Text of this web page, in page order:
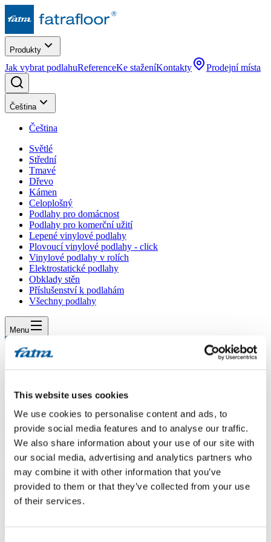
This website uses cookies
We use cookies to personalise content and ads, to
provide social media features and to analyse our traffic.
We also share information about your use of our site with
our social media, advertising and analytics partners who
may combine it with other information that you’ve
provided to them or that they’ve collected from your use
of their services.
Produkty
Jak vybrat podlahuReferenceKe staženíKontakty Prodejní místa
Čeština
Čeština
Světlé
Střední
Tmavé
Dřevo
Kámen
Celoplošný
Podlahy pro domácnost
Podlahy pro komerční užití
Lepené vinylové podlahy
Plovoucí vinylové podlahy - click
Vinylové podlahy v rolích
Elektrostatické podlahy
Obklady stěn
Příslušenství k podlahám
Všechny podlahy
Menu
Dotaz 564
Dotaz 564
Dotaz
Dobrý den,budeme pokládat vinylovou podlahu,líbí se nám vzor
dub stříbrný v kolekci Imperio ale chtěli bychom podlahu
Thermofix.Vyrábí se i v tomto vzoru?Děkuji za odpověd